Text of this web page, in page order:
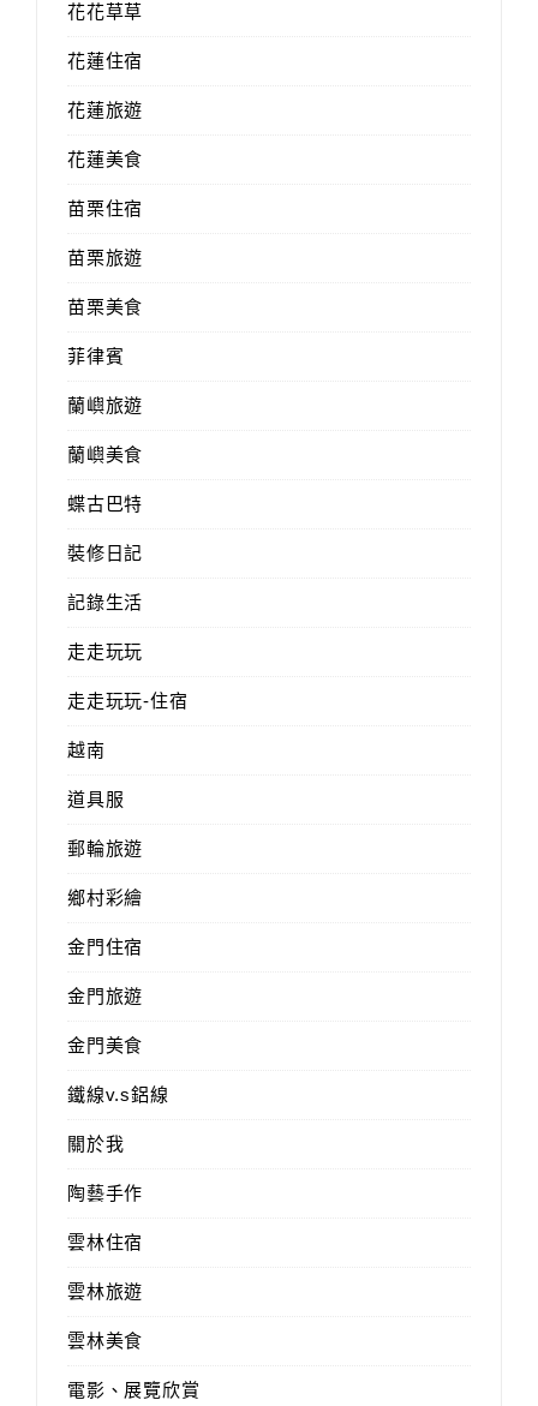
花花草草
花蓮住宿
花蓮旅遊
花蓮美食
苗栗住宿
苗栗旅遊
苗栗美食
菲律賓
蘭嶼旅遊
蘭嶼美食
蝶古巴特
裝修日記
記錄生活
走走玩玩
走走玩玩-住宿
越南
道具服
郵輪旅遊
鄉村彩繪
金門住宿
金門旅遊
金門美食
鐵線v.s鋁線
關於我
陶藝手作
雲林住宿
雲林旅遊
雲林美食
電影、展覽欣賞